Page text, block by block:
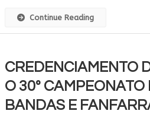
Continue Reading
CREDENCIAMENTO
O 30º
BANDAS E